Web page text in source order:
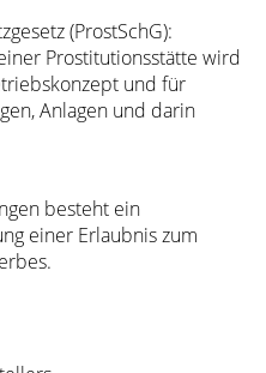
(ProstSchG):
Prostitutionsstätte wird
und für
Anlagen und darin
besteht ein
einer Erlaubnis zum